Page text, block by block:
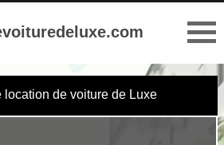
location de voiture de Luxe